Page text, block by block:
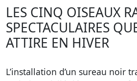
LES CINQ OISEAUX
SPECTACULAIRES
ATTIRE EN HIVER
L’installation d’un sureau noir